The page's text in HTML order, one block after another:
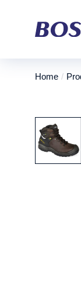
Je bent
Home